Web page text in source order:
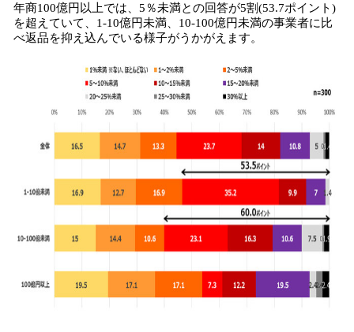
年商100億円以上では、5％未満との回答が5割(53.7ポイント)
を超えていて、1-10億円未満、10-100億円未満の事業者に比
べ返品を抑え込んでいる様子がうかがえます。